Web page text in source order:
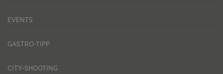
EVENTS
GASTRO-TIPP
CITY-SHOOTING